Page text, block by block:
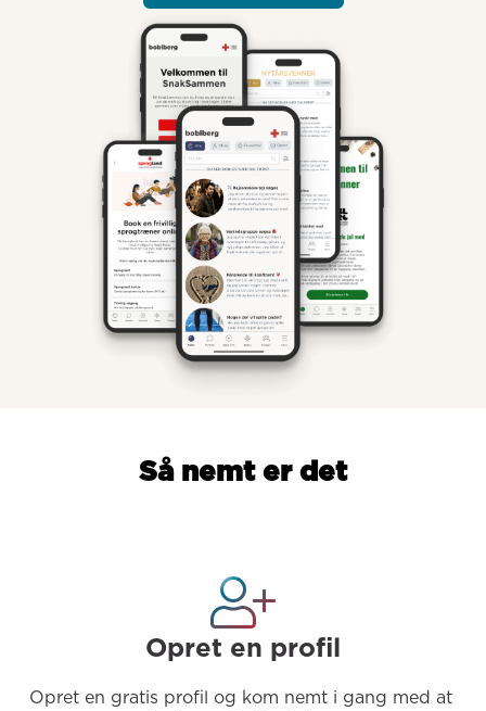
Så nemt er det
Opret en profil
Opret en gratis profil og kom nemt i gang med at